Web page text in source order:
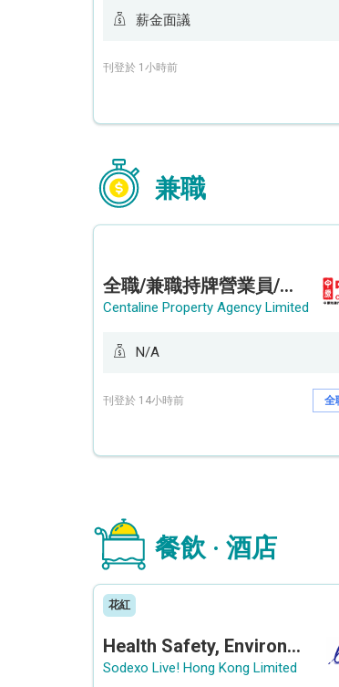
薪金面議
刊登於 1小時前
兼職
全職/兼職持牌營業員/持牌地產代理 (長沙灣/將軍澳/油塘)
Centaline Property Agency Limited
N/A
刊登於 14小時前 全
餐飲 · 酒店
花紅
Health Safety, Environment & Quality Assurance Officer (Maternity cover – 5 months contract)
Sodexo Live! Hong Kong Limited